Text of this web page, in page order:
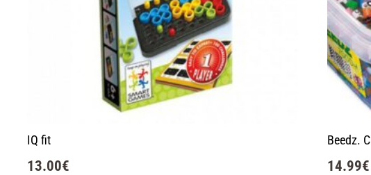
IQ fit
13.00€
Beedz.
14.99€